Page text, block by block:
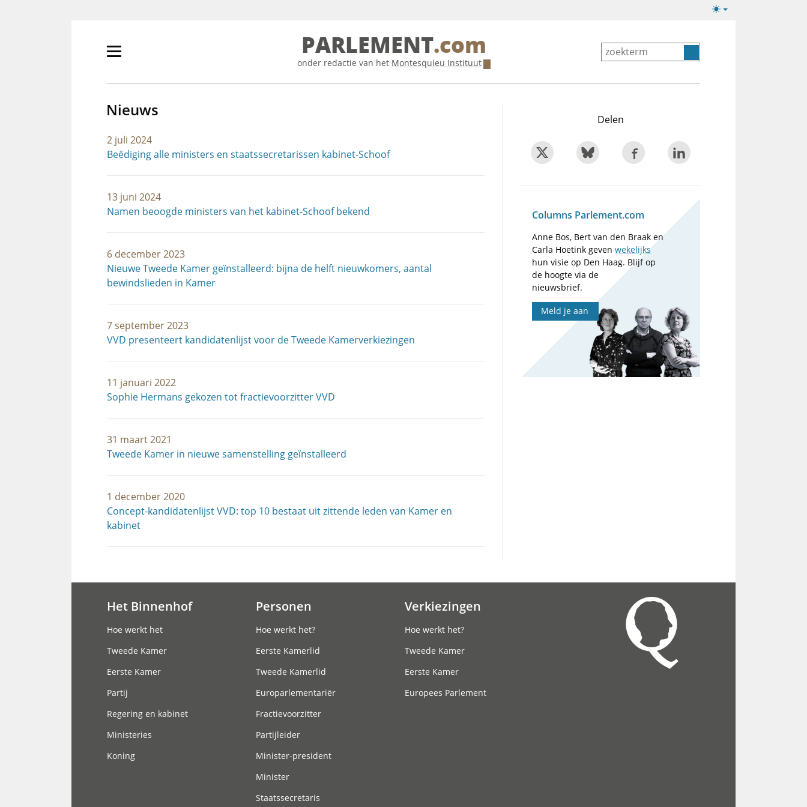
Lichte/donkere
Primair
tonen/verbergen
PARLEMENT.com
onder redactie van het Montesquieu Instituut
Nieuws
2 juli 2024
Beëdiging alle ministers en staatssecretarissen kabinet-Schoof
13 juni 2024
Namen beoogde ministers van het kabinet-Schoof bekend
6 december 2023
Nieuwe Tweede Kamer geïnstalleerd: bijna de helft nieuwkomers, aantal
bewindslieden in Kamer
7 september 2023
VVD presenteert kandidatenlijst voor de Tweede Kamerverkiezingen
11 januari 2022
Sophie Hermans gekozen tot fractievoorzitter VVD
31 maart 2021
Tweede Kamer in nieuwe samenstelling geïnstalleerd
1 december 2020
Concept-kandidatenlijst VVD: top 10 bestaat uit zittende leden van Kamer en
kabinet
Delen
Columns Parlement.com
Anne Bos, Bert van den Braak en
Carla Hoetink gevenwekelijks
hun visie op Den Haag. Blijf op
de hoogte via de
nieuwsbrief.
Meld je aan
Het Binnenhof
Hoe werkt het
Tweede Kamer
Eerste Kamer
Partij
Regering en kabinet
Ministeries
Koning
Personen
Hoe werkt het?
Eerste Kamerlid
Tweede Kamerlid
Europarlementariër
Fractievoorzitter
Partijleider
Minister-president
Minister
Staatssecretaris
Verkiezingen
Hoe werkt het?
Tweede Kamer
Eerste Kamer
Europees Parlement